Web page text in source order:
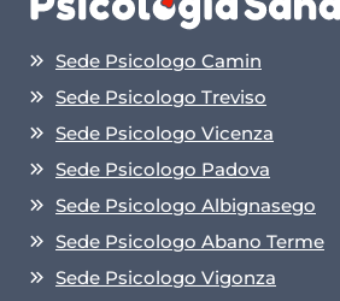
Sede Psicologo Camin
Sede Psicologo Treviso
Sede Psicologo Vicenza
Sede Psicologo Padova
Sede Psicologo Albignasego
Sede Psicologo Abano Terme
Sede Psicologo Vigonza